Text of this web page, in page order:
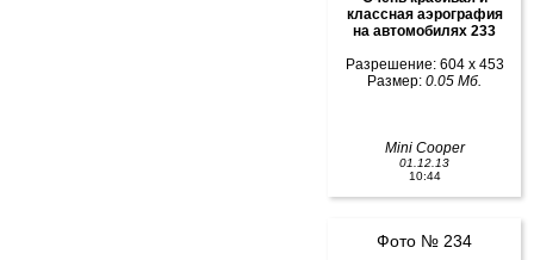
классная аэрография
на автомобилях 233
Разрешение: 604 x 453
Размер: 0.05 Мб.
Mini Cooper
01.12.13
10:44
Фото № 234